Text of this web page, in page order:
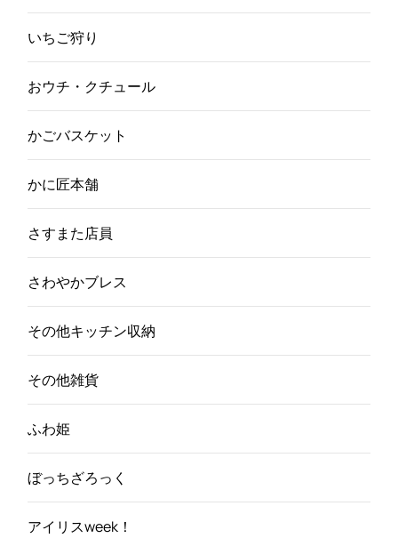
いちご狩り
おウチ・クチュール
かごバスケット
かに匠本舗
さすまた店員
さわやかブレス
その他キッチン収納
その他雑貨
ふわ姫
ぼっちざろっく
アイリスweek！